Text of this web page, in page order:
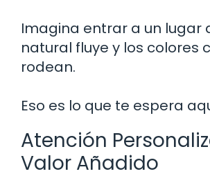
Imagina entrar a un lugar
natural fluye y los colores
rodean.
Eso es lo que te espera
Atención
Valor Añadido